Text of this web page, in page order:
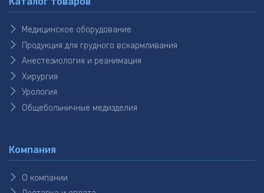
Медицинское оборудование
Продукция для грудного вскармливания
Анестезиология и реанимация
Хирургия
Урология
Общебольничные медизделия
Компания
О компании